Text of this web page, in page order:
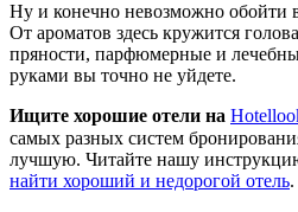
Ну и конечно невозможно обойти
От ароматов здесь кружится
пряности, парфюмерные и
руками вы точно не уйдете.
Ищите хорошие отели на
самых разных систем
лучшую. Читайте нашу
найти хороший и недорогой отель.